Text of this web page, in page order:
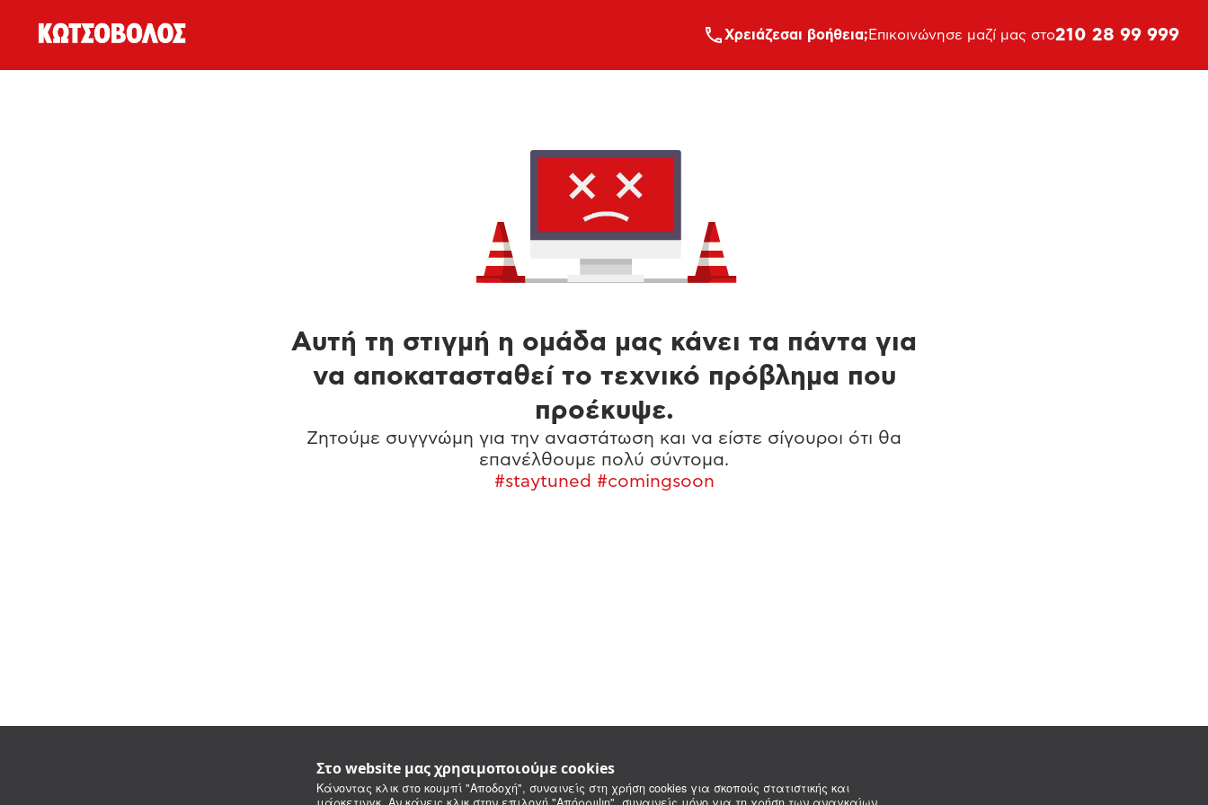
Στο website μας χρησιμοποιούμε cookies
Κάνοντας κλικ στο κουμπί "Αποδοχή", συναινείς στη χρήση cookies για σκοπούς στατιστικής και
Xρειάζεσαι βοήθεια; Επικοινώνησε μαζί μας στο210 28 99 999
Αυτή τη στιγμή η ομάδα μας κάνει τα πάντα για
να αποκατασταθεί το τεχνικό πρόβλημα που
προέκυψε.
Ζητούμε συγγνώμη για την αναστάτωση και να είστε σίγουροι ότι θα
επανέλθουμε πολύ σύντομα.
#staytuned #comingsoon